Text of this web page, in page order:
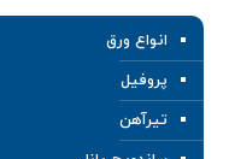
انواع ورق
پروفیل
تیرآهن